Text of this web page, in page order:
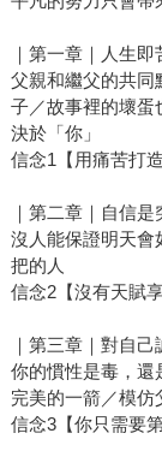
｜第一章｜人生
父親和繼父的共同
子／故事裡的壞蛋
決於「你」
信念1【用痛苦打
｜第二章｜自信
沒人能保證明天會
把的人
信念2【沒有天賦
｜第三章｜對自
你的慣性是毒，還
完美的一箭／模
信念3【你只需要第